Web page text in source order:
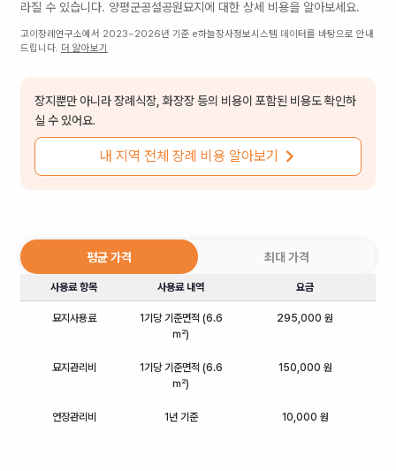
라질 수 있습니다. 양평군공설공원묘지 에 대한 상세 비용을 알아보세요.
고이장례연구소에서 2023~2026년 기준 e하늘장사정보시스템 데이터를 바탕으로 안내
드립니다. 더 알아보기
장지뿐만 아니라 장례식장, 화장장 등의 비용이 포함된 비용도 확인하
실 수 있어요.
내 지역 전체 장례 비용 알아보기
평균 가격 최대 가격
사용료 항목 사용료 내역 요금
묘지사용료
1기당 기준면적 (6.6
㎡)
295,000 원
묘지관리비
1기당 기준면적 (6.6
㎡)
150,000 원
연장관리비 1년 기준 10,000 원